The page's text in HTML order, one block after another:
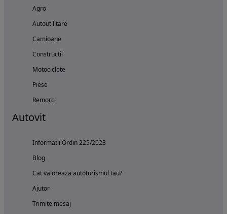
Agro
Autoutilitare
Camioane
Constructii
Motociclete
Piese
Remorci
Autovit
Informatii Ordin 225/2023
Blog
Cat valoreaza autoturismul tau?
Ajutor
Trimite mesaj